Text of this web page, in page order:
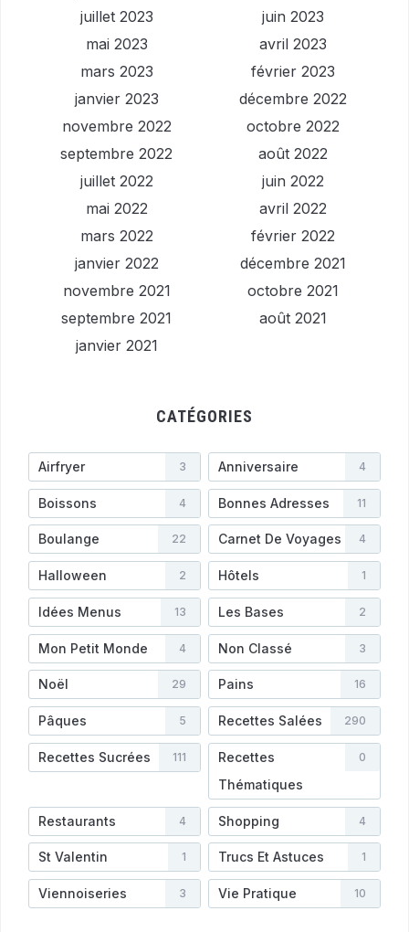
juillet 2023
juin 2023
mai 2023
avril 2023
mars 2023
février 2023
janvier 2023
décembre 2022
novembre 2022
octobre 2022
septembre 2022
août 2022
juillet 2022
juin 2022
mai 2022
avril 2022
mars 2022
février 2022
janvier 2022
décembre 2021
novembre 2021
octobre 2021
septembre 2021
août 2021
janvier 2021
CATÉGORIES
Airfryer 3 Anniversaire 4
Boissons 4 Bonnes Adresses 11
Boulange 22 Carnet De Voyages 4
Halloween 2 Hôtels 1
Idées Menus 13 Les Bases 2
Mon Petit Monde 4 Non Classé 3
Noël 29 Pains 16
Pâques 5 Recettes Salées 290
Recettes Sucrées 111
Recettes
Thématiques
0
Restaurants 4 Shopping 4
St Valentin 1 Trucs Et Astuces 1
Viennoiseries 3 Vie Pratique 10